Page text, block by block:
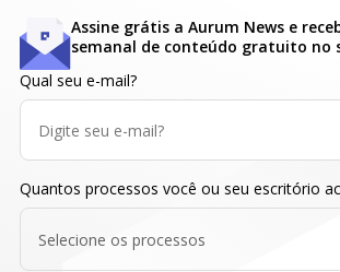
Assine grátis a Aurum News e
semanal de conteúdo gratuito no
Qual seu e-mail?
Quantos processos você ou seu escritório
Selecione os processos